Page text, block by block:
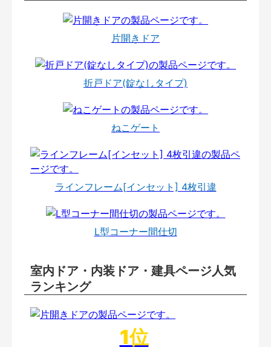
片開きドア
折戸ドア(錠なしタイプ)
ねこゲート
ラインフレーム[インセット] 4枚引違
L型コーナー間仕切
室内ドア・内装ドア・建具ページ人気
ランキング